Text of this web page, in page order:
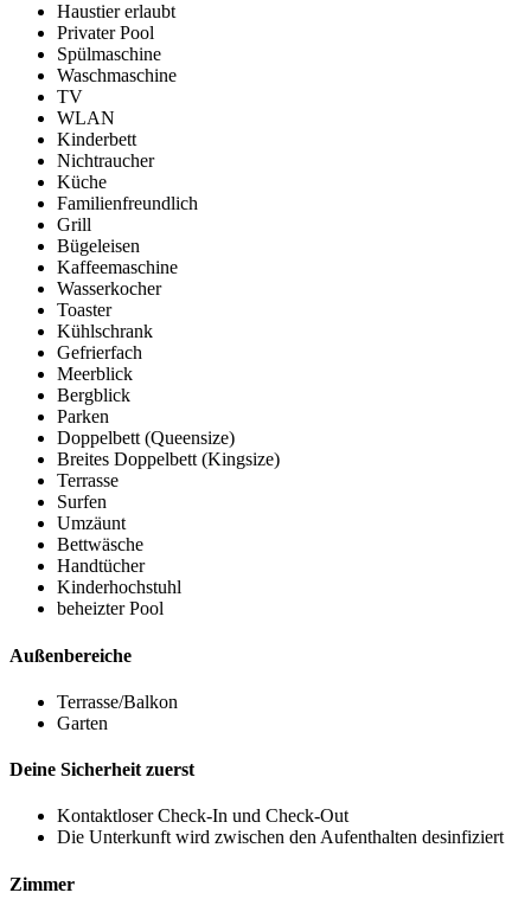
Haustier erlaubt
Privater Pool
Spülmaschine
Waschmaschine
TV
WLAN
Kinderbett
Nichtraucher
Küche
Familienfreundlich
Grill
Bügeleisen
Kaffeemaschine
Wasserkocher
Toaster
Kühlschrank
Gefrierfach
Meerblick
Bergblick
Parken
Doppelbett (Queensize)
Breites Doppelbett (Kingsize)
Terrasse
Surfen
Umzäunt
Bettwäsche
Handtücher
Kinderhochstuhl
beheizter Pool
Außenbereiche
Terrasse/Balkon
Garten
Deine Sicherheit zuerst
Kontaktloser Check-In und Check-Out
Die Unterkunft wird zwischen den Aufenthalten desinfiziert
Zimmer